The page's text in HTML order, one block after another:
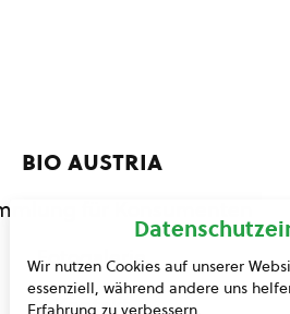
bio austria
für Konsumenten
Fotogalerie
Kontakt
Wir nutzen Cookies auf unserer
essenziell, während andere uns